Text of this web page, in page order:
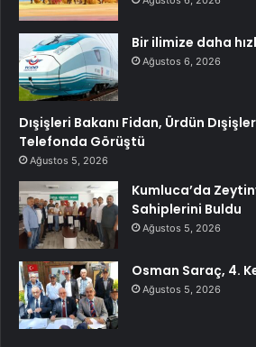
Bir ilimize daha
Ağustos 6, 2026
Dışişleri Bakanı Fidan, Ürdün
Telefonda Görüştü
Ağustos 5, 2026
Kumluca’da
Sahiplerini Buldu
Ağustos 5, 2026
Osman Saraç, 4.
Ağustos 5, 2026